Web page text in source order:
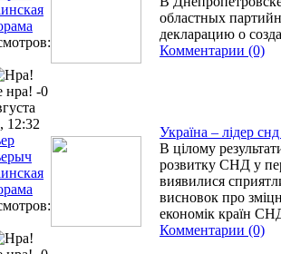
-0
областных
декларацию о
Комментарии (0)
12:32
Україна – лідер
В цілому
розвитку СНД у
виявилися
висновок про
економік країн
Комментарии (0)